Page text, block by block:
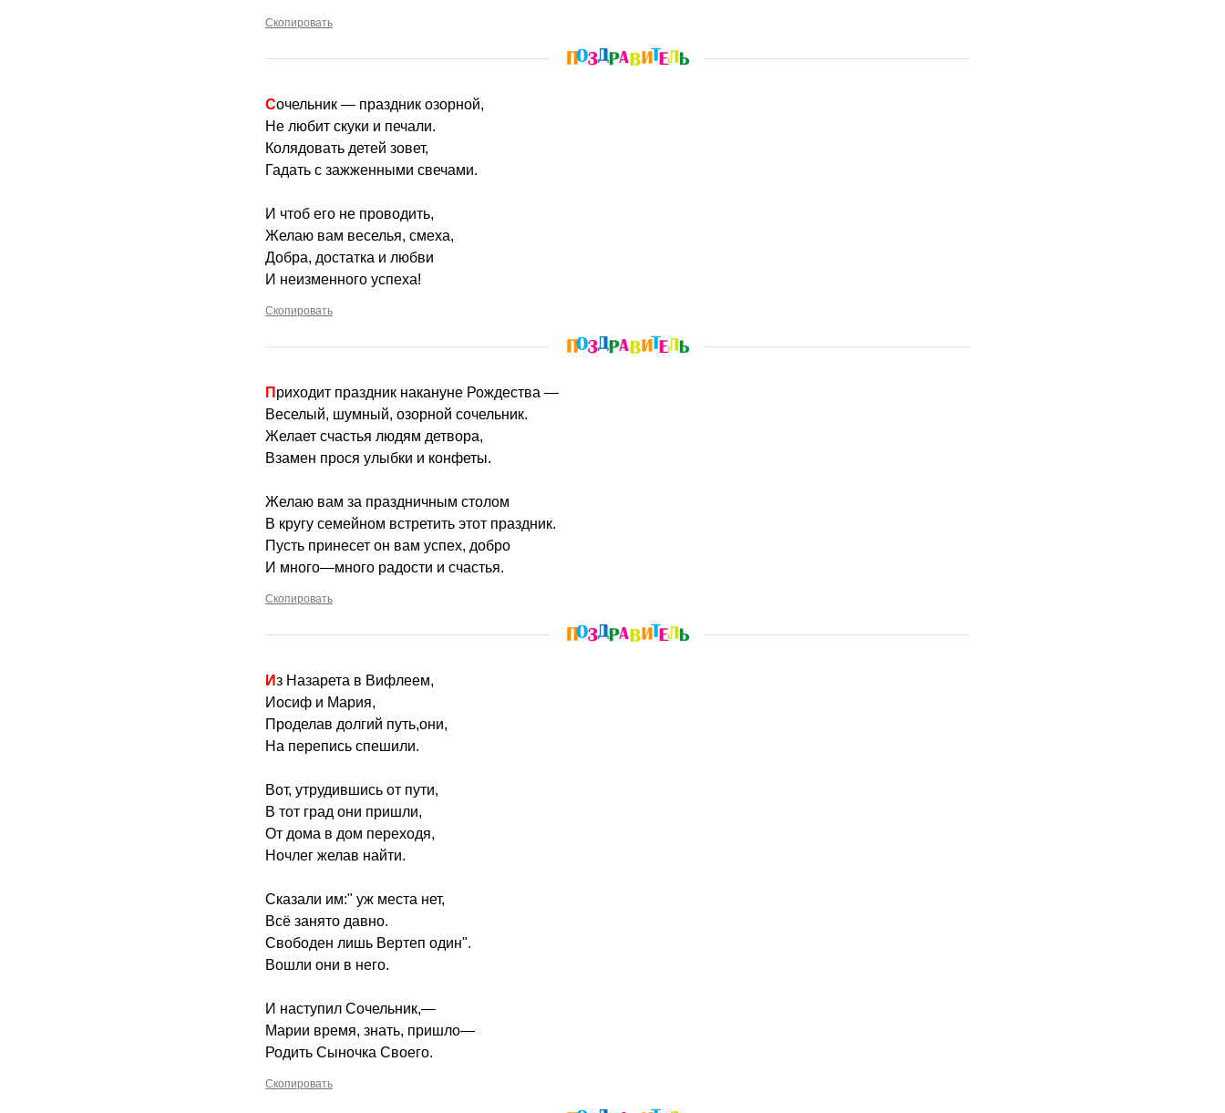
Скопировать
Сочельник — праздник озорной,
Не любит скуки и печали.
Колядовать детей зовет,
Гадать с зажженными свечами.
И чтоб его не проводить,
Желаю вам веселья, смеха,
Добра, достатка и любви
И неизменного успеха!
Скопировать
Приходит праздник накануне Рождества —
Веселый, шумный, озорной сочельник.
Желает счастья людям детвора,
Взамен прося улыбки и конфеты.
Желаю вам за праздничным столом
В кругу семейном встретить этот праздник.
Пусть принесет он вам успех, добро
И много—много радости и счастья.
Скопировать
Из Назарета в Вифлеем,
Иосиф и Мария,
Проделав долгий путь,они,
На перепись спешили.
Вот, утрудившись от пути,
В тот град они пришли,
От дома в дом переходя,
Ночлег желав найти.
Сказали им:" уж места нет,
Всё занято давно.
Свободен лишь Вертеп один".
Вошли они в него.
И наступил Сочельник,—
Марии время, знать, пришло—
Родить Сыночка Своего.
Скопировать